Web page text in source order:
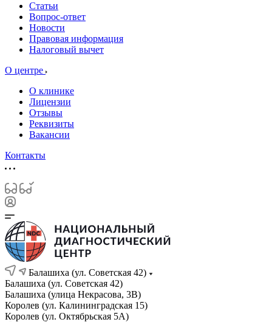
Статьи
Вопрос-ответ
Новости
Правовая информация
Налоговый вычет
О центре
О клинике
Лицензии
Отзывы
Реквизиты
Вакансии
Контакты
Балашиха (ул. Советская 42)
Балашиха (ул. Советская 42)
Балашиха (улица Некрасова, 3В)
Королев (ул. Калининградская 15)
Королев (ул. Октябрьская 5А)